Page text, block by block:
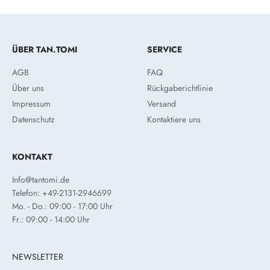
ÜBER TAN.TOMI
AGB
Über uns
Impressum
Datenschutz
SERVICE
FAQ
Rückgaberichtlinie
Versand
Kontaktiere uns
KONTAKT
Info@tantomi.de
Telefon: +49-2131-2946699
Mo. - Do.: 09:00 - 17:00 Uhr
Fr.: 09:00 - 14:00 Uhr
NEWSLETTER